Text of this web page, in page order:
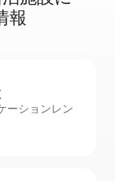
報
ーションレン